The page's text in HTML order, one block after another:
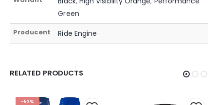
Green
Producent Ride Engine
RELATED PRODUCTS
-52%